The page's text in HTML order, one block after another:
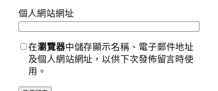
個人網站網址
在瀏覽器中儲存顯示名稱、電子郵件地址
及個人網站網址，以供下次發佈留言時使
用。